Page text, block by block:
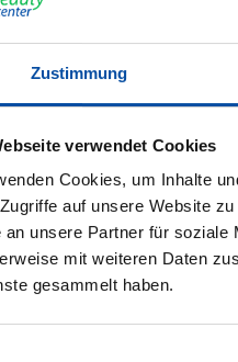
Zustimmung
verwendet Cookies
Cookies, um Inhalte
auf unsere Website
an unsere Partner für soziale
mit weiteren Daten
gesammelt haben.
zur